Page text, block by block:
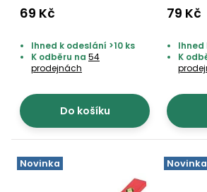
69 Kč
Ihned k odeslání >10 ks
K odběru na 54
prodejnách
Do košíku
79 Kč
Ihned
K
Novinka Novinka